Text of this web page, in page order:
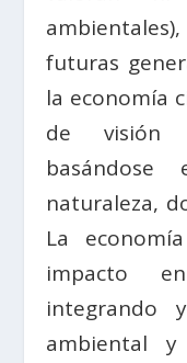
futuras
la economía
de visión
naturaleza,
La
impacto
integrando
ambiental